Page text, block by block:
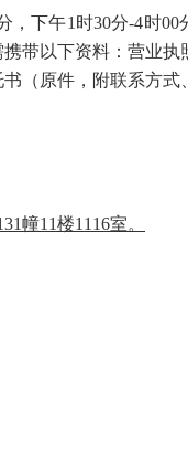
，下午1时30分-4时00
带以下资料：营业执
（原件，附联系方式
幢11楼1116室。